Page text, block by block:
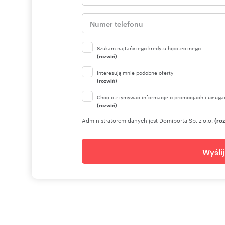
Szukam najtańszego kredytu hipotecznego
(rozwiń)
Interesują mnie podobne oferty
(rozwiń)
Chcę otrzymywać informacje o promocjach i
(rozwiń)
Administratorem danych jest Domiporta Sp. z o.o.